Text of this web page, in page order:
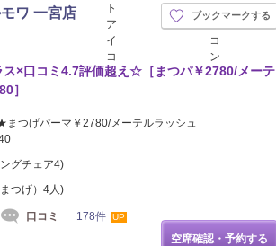
ワ 一宮店 ブックマークする
ス×口コミ4.7評価超え☆［まつパ￥2780/メーテ
］
つげパーマ￥2780/メーテルラッシュ
グチェア4)
つげ）4人)
口コミ 178件 UP
空席確認・予約する